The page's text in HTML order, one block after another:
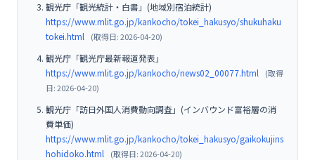
観光庁「観光統計・白書」(地域別宿泊統計)
https://www.mlit.go.jp/kankocho/tokei_hakusyo/shukuhaku
tokei.html
(取得日: 2026-04-20)
観光庁「観光庁最新報道発表」
https://www.mlit.go.jp/kankocho/news02_00077.html
(取得
日: 2026-04-20)
観光庁「訪日外国人消費動向調査」(インバウンド富裕層の消
費単価)
https://www.mlit.go.jp/kankocho/tokei_hakusyo/gaikokujins
hohidoko.html
(取得日: 2026-04-20)